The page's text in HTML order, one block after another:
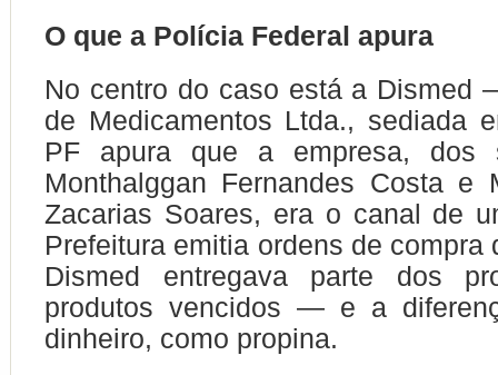
O que a Polícia Federal apura
No centro do caso está a Dismed
de Medicamentos Ltda., sediada
PF apura que a empresa, dos
Monthalggan Fernandes Costa e
Zacarias Soares, era o canal de
Prefeitura emitia ordens de compra
Dismed entregava parte dos
produtos vencidos — e a
dinheiro, como propina.